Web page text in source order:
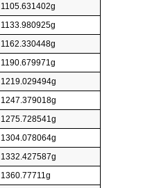
1105.631402g
1133.980925g
1162.330448g
1190.679971g
1219.029494g
1247.379018g
1275.728541g
1304.078064g
1332.427587g
1360.77711g